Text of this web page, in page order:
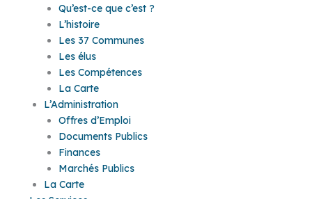
Qu’est-ce que c’est ?
L’histoire
Les 37 Communes
Les élus
Les Compétences
La Carte
L’Administration
Offres d’Emploi
Documents Publics
Finances
Marchés Publics
La Carte